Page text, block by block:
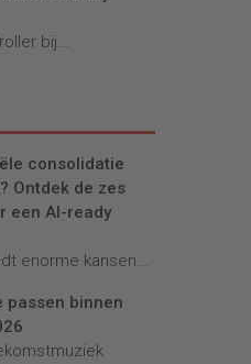
bij...
consolidatie
Ontdek de zes
een AI-ready
enorme kansen...
passen binnen